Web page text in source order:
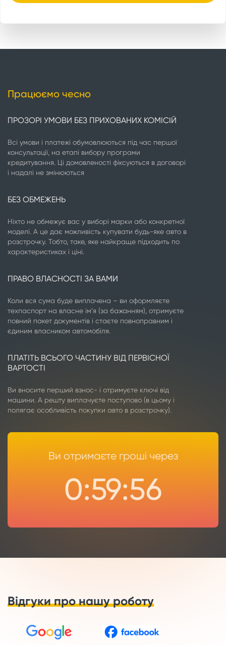
Працюємо чесно
ПРОЗОРІ УМОВИ БЕЗ ПРИХОВАНИХ КОМІСІЙ
Всі умови і платежі обумовлюються під час першої
консультації, на етапі вибору програми
кредитування. Ці домовленості фіксуються в договорі
і надалі не змінюються
БЕЗ ОБМЕЖЕНЬ
Ніхто не обмежує вас у виборі марки або конкретної
моделі. А це дає можливість купувати будь-яке авто в
розстрочку. Тобто, таке, яке найкраще підходить по
характеристиках і ціні.
ПРАВО ВЛАСНОСТІ ЗА ВАМИ
Коли вся сума буде виплачена – ви оформляєте
техпаспорт на власне ім’я (за бажанням), отримуєте
повний пакет документів і стаєте повноправним і
єдиним власником автомобіля.
ПЛАТІТЬ ВСЬОГО ЧАСТИНУ ВІД ПЕРВІСНОЇ
ВАРТОСТІ
Ви вносите перший взнос- і отримуєте ключі від
машини. А решту виплачуєте поступово (в цьому і
полягає особливість покупки авто в розстрочку).
Ви отримаєте гроші через
0:59:55
Відгуки про нашу роботу